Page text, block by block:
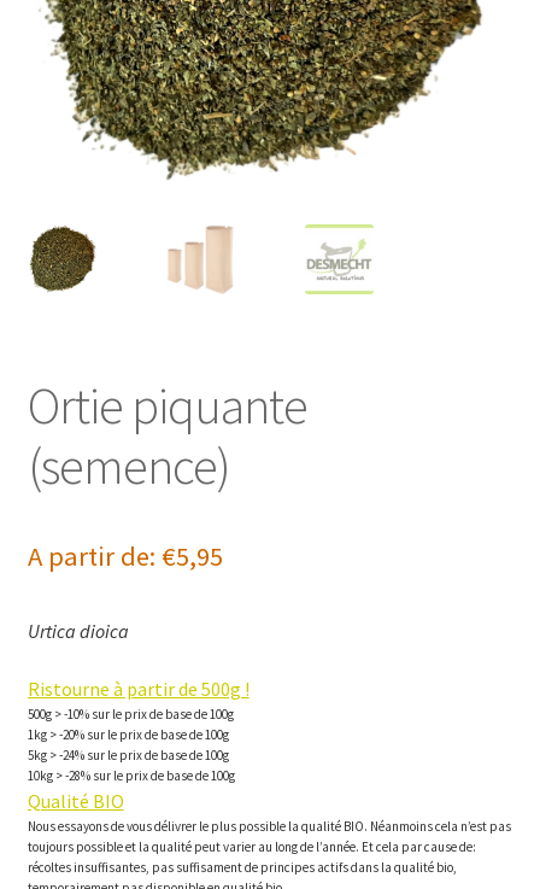
Ortie piquante
(semence)
A partir de: €5,95
Urtica dioica
Ristourne à partir de 500g !
500g > -10% sur le prix de base de 100g
1kg > -20% sur le prix de base de 100g
5kg > -24% sur le prix de base de 100g
10kg > -28% sur le prix de base de 100g
Qualité BIO
Nous essayons de vous délivrer le plus possible la qualité BIO. Néanmoins cela n’est pas
toujours possible et la qualité peut varier au long de l’année. Et cela par cause de:
récoltes insuffisantes, pas suffisament de principes actifs dans la qualité bio,